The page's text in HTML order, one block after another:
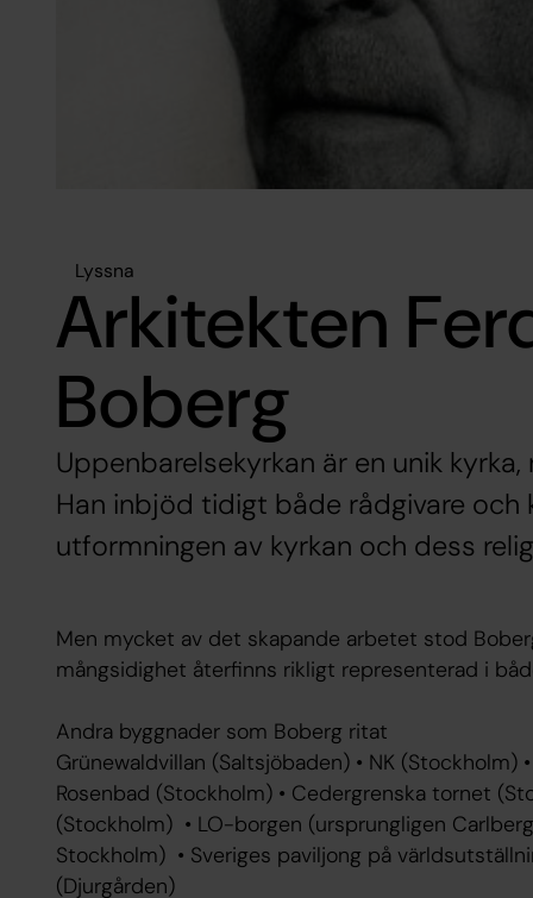
Lyssna
Arkitekten
Boberg
Uppenbarelsekyrkan är en unik
Han inbjöd tidigt både rådgivare och
utformningen av kyrkan och dess
Men mycket av det skapande arbetet stod
mångsidighet återfinns rikligt representerad i
Andra byggnader som Boberg ritat
Grünewaldvillan (Saltsjöbaden) • NK
Rosenbad (Stockholm) • Cedergrenska tornet
(Stockholm) • LO-borgen (ursprungligen
Stockholm) • Sveriges paviljong på
(Djurgården)